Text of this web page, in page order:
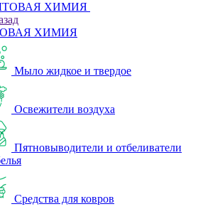
ХИМИЯ
ХИМИЯ
Мыло жидкое и твердое
Освежители воздуха
Пятновыводители и отбеливатели
Средства для ковров